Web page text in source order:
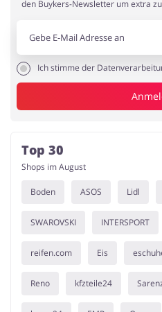
den Buykers-Newsletter um extra
Ich stimme der
Top 30
Shops im August
Boden ASOS Lidl
SWAROVSKI INTERSPORT
reifen.com Eis
Reno kfzteile24